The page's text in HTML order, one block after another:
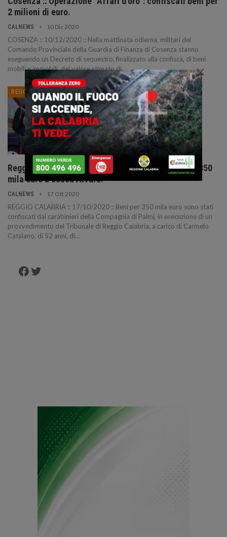
2 milioni di euro.
CALNEWS 10 Dic 2020
COSENZA :: 10/12/2020 :: Nella mattinata odierna, militari del
Comando Provinciale della Guardia di Finanza di Cosenza stanno
eseguendo un Decreto di sequestro, finalizzato alla confisca, di beni
mobili e immobili, del valore stimato di…
REGGIO CALABRIA
Reggio Calabria :: ‘Ndrangheta: confiscati beni per 350
mila euro a cosca Alvaro.
CALNEWS 17 Ott 2020
REGGIO CALABRIA :: 17/10/2020 :: Beni per 350 mila euro sono stati
confiscati dai carabinieri della Compagnia di Palmi, in esecuzione di un
provvedimento del Tribunale di Reggio Calabria, a carico di Carmelo
Catalano, di 52 anni, di…
Facebook
Twitter
×